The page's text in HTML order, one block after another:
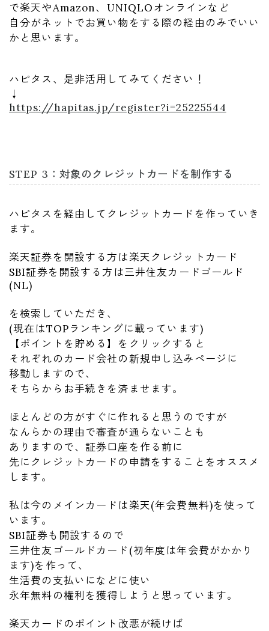
で楽天やAmazon、UNIQLOオンラインなど
自分がネットでお買い物をする際の経由のみでいい
かと思います。
ハピタス、是非活用してみてください！
↓
https://hapitas.jp/register?i=25225544
STEP 3：対象のクレジットカードを制作する
ハピタスを経由してクレジットカードを作っていき
ます。
楽天証券を開設する方は楽天クレジットカード
SBI証券を開設する方は三井住友カードゴールド
(NL)
を検索していただき、
(現在はTOPランキングに載っています)
【ポイントを貯める】をクリックすると
それぞれのカード会社の新規申し込みページに
移動しますので、
そちらからお手続きを済ませます。
ほとんどの方がすぐに作れると思うのですが
なんらかの理由で審査が通らないことも
ありますので、証券口座を作る前に
先にクレジットカードの申請をすることをオススメ
します。
私は今のメインカードは楽天(年会費無料)を使って
います。
SBI証券も開設するので
三井住友ゴールドカード(初年度は年会費がかかり
ます)を作って、
生活費の支払いになどに使い
永年無料の権利を獲得しようと思っています。
楽天カードのポイント改悪が続けば